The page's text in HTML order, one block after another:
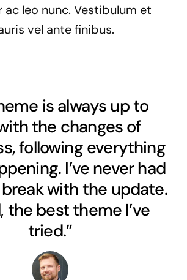
ac leo nunc. Vestibulum et
vel ante finibus.
is always up to
the changes of
following everything
I’ve never had
with the update.
the best theme I’ve
tried.”